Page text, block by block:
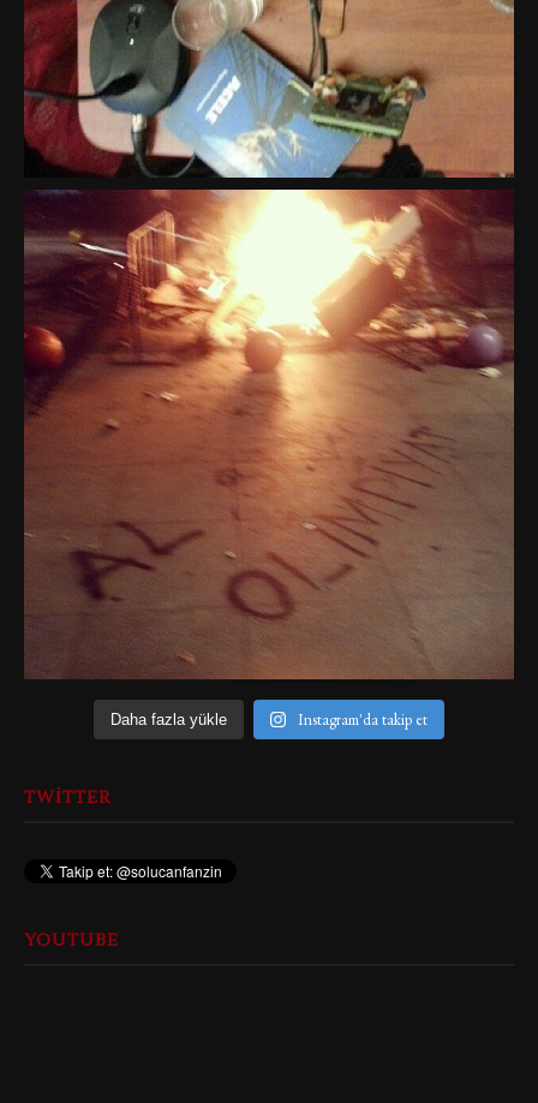
Daha fazla yükle Instagram'da takip et
TWITTER
YOUTUBE